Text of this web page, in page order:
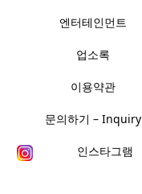
엔터테인먼트
업소록
이용약관
문의하기 – Inquiry
인스타그램